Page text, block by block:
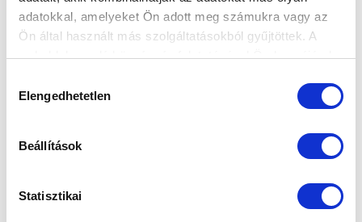
adatokkal, amelyeket Ön adott meg számukra vagy az
Ön által használt más szolgáltatásokból gyűjtöttek. A
weboldalon való böngészés folytatásával Ön hozzájárul a
kiválasztása
Elengedhetetlen
Beállítások
Statisztikai
A PUSKÁS AKADÉMIA ELLEN FOLYTATJUK